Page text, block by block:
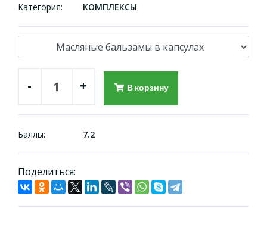
Категория: КОМПЛЕКСЫ
- + В корзину
Баллы: 7.2
Поделиться: